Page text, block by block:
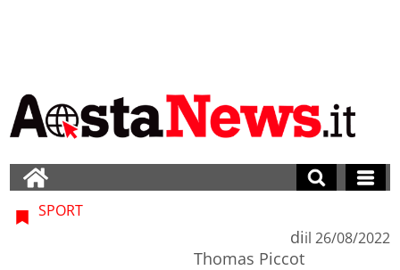
SPORT
di
Thomas Piccot
il 26/08/2022